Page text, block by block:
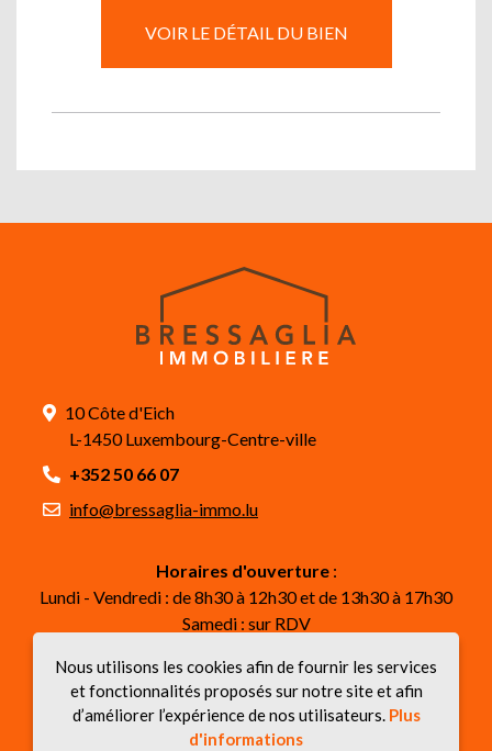
VOIR LE DÉTAIL DU BIEN
10 Côte d'Eich
L-1450 Luxembourg-Centre-ville
+352 50 66 07
info@bressaglia-immo.lu
Horaires d'ouverture:
Lundi - Vendredi : de 8h30 à 12h30 et de 13h30 à 17h30
Samedi : sur RDV
Suivez-nous
Nous utilisons les cookies afin de fournir les services
et fonctionnalités proposés sur notre site et afin
d’améliorer l’expérience de nos utilisateurs. Plus
d'informations